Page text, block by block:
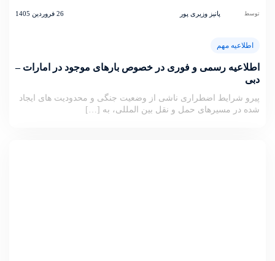
توسط پانیز وزیری پور 26 فروردین 1405
اطلاعیه مهم
اطلاعیه رسمی و فوری در خصوص بارهای موجود در امارات –
دبی
پیرو شرایط اضطراری ناشی از وضعیت جنگی و محدودیت های ایجاد
شده در مسیرهای حمل و نقل بین المللی، به […]